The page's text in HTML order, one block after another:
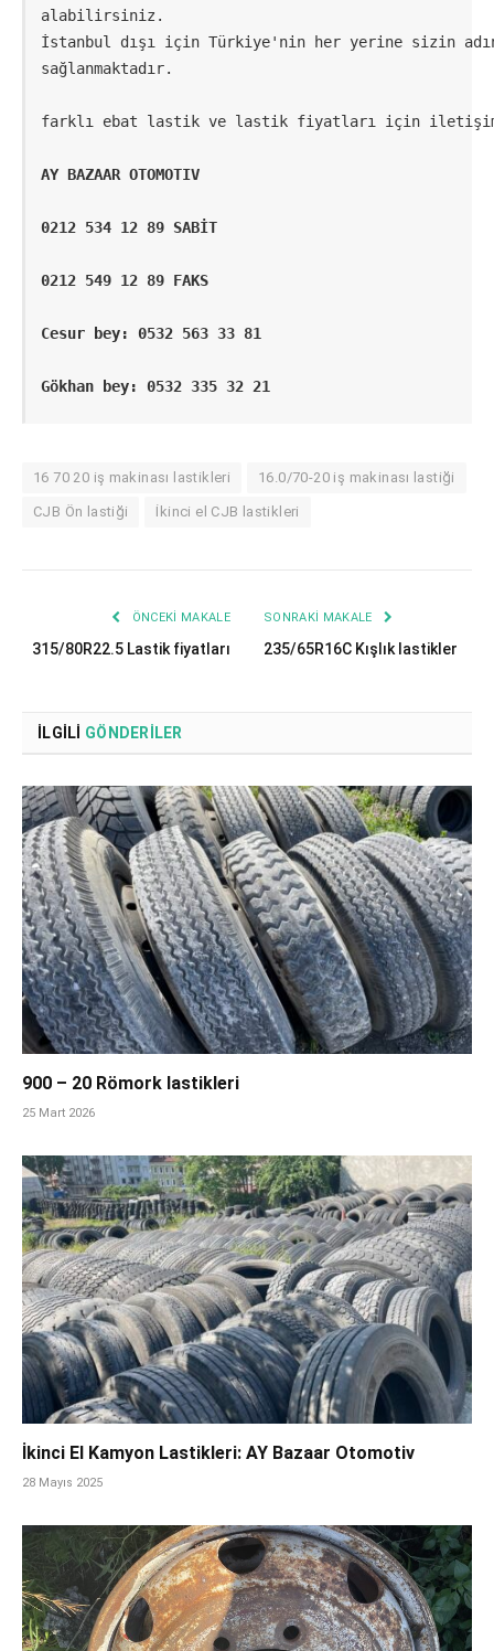
alabilirsiniz.
İstanbul dışı için Türkiye'nin her yerine sizin
sağlanmaktadır.
farklı ebat lastik ve lastik fiyatları için iletişim
AY BAZAAR OTOMOTIV
0212 534 12 89 SABİT
0212 549 12 89 FAKS
Cesur bey: 0532 563 33 81
Gökhan bey: 0532 335 32 21
16 70 20 iş makinası lastikleri 16.0/70-20 iş makinası lastiği
CJB Ön lastiği İkinci el CJB lastikleri
ÖNCEKI MAKALE
315/80R22.5 Lastik fiyatları
SONRAKI MAKALE
235/65R16C Kışlık lastikler
İLGILI GÖNDERILER
900 – 20 Römork lastikleri
25 Mart 2026
İkinci El Kamyon Lastikleri: AY Bazaar Otomotiv
28 Mayıs 2025